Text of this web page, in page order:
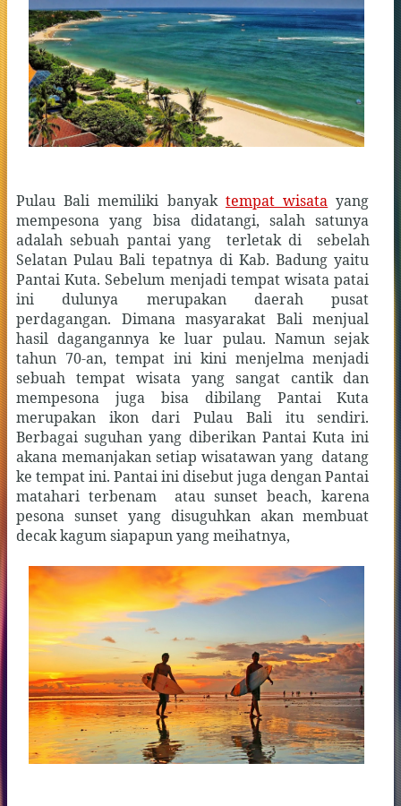
Pulau Bali memiliki banyak tempat wisata yang
mempesona yang bisa didatangi, salah satunya
adalah sebuah pantai yang
terletak di
sebelah
Selatan Pulau Bali tepatnya di Kab. Badung yaitu
Pantai Kuta. Sebelum menjadi tempat wisata patai
ini dulunya merupakan daerah pusat
perdagangan. Dimana masyarakat Bali menjual
hasil dagangannya ke luar pulau. Namun sejak
tahun 70-an, tempat ini kini menjelma menjadi
sebuah tempat wisata yang sangat cantik dan
mempesona juga bisa dibilang Pantai Kuta
merupakan ikon dari Pulau Bali itu sendiri.
Berbagai suguhan yang diberikan Pantai Kuta ini
akana memanjakan setiap wisatawan yang datang
ke tempat ini. Pantai ini disebut juga dengan Pantai
matahari terbenam
atau sunset beach, karena
pesona sunset yang disuguhkan akan membuat
decak kagum siapapun yang meihatnya,